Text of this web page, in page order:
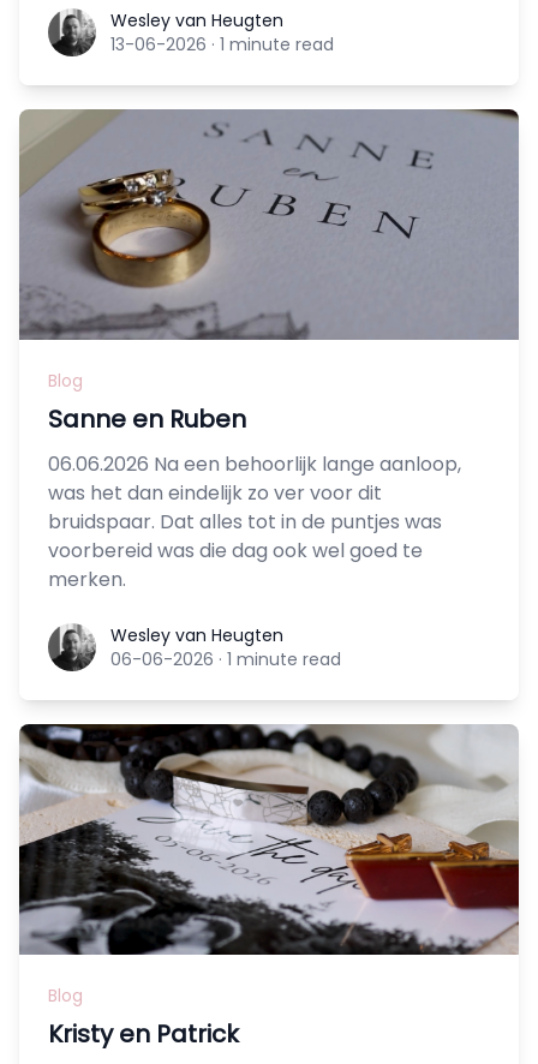
Wesley van Heugten
Wesley van Heugten
13-06-2026 · 1 minute read
Blog
Sanne en Ruben
06.06.2026 Na een behoorlijk lange aanloop,
was het dan eindelijk zo ver voor dit
bruidspaar. Dat alles tot in de puntjes was
voorbereid was die dag ook wel goed te
merken.
Wesley van Heugten
Wesley van Heugten
06-06-2026 · 1 minute read
Blog
Kristy en Patrick